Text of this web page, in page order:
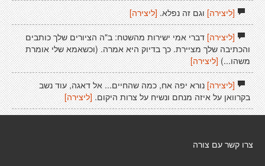
[ליצירה]וגם זה נפלא. [ליצירה]
[ליצירה]דברי אמי ישירות מהשטח: ב"ה הציורים שלך כותבים
והכתיבה שלך מציירת. כך בדיוק היא אמרה. (וכשאמא שלי אומרת
משהו...)[ליצירה]
[ליצירה]נורא יפה אח, כמה שהחיים... אל דאגה, עוד נשב
בקרוואן על איזה מנחם ונשיח על צרות היקום. [ליצירה]
צרו קשר עם צורה